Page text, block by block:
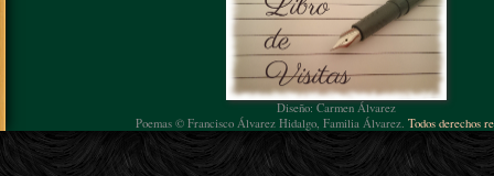
Diseño: Carmen Álvarez
Poemas © Francisco Álvarez Hidalgo, Familia Álvarez. Todos derechos